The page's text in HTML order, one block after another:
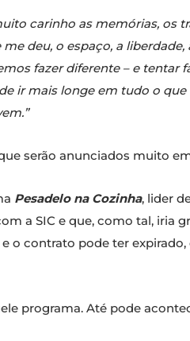
carinho as memórias, os
deu, o espaço, a liberdade,
fazer diferente – e tentar
ir mais longe em tudo o que
serão anunciados muito
Pesadelo na Cozinha, lider
a SIC e que, como tal, iria
e o contrato pode ter expirado,
programa. Até pode